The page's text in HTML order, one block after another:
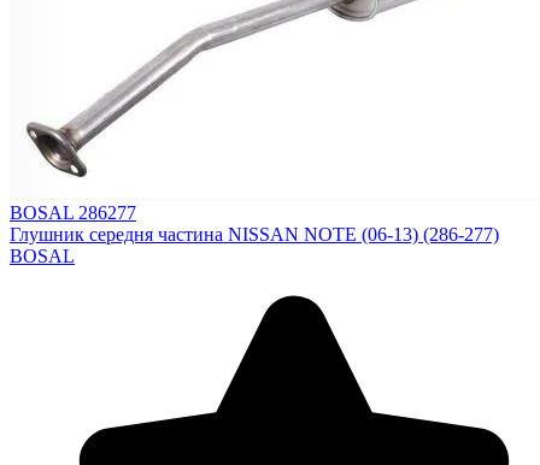
BOSAL 286277
Глушник середня частина NISSAN NOTE (06-13) (286-277)
BOSAL